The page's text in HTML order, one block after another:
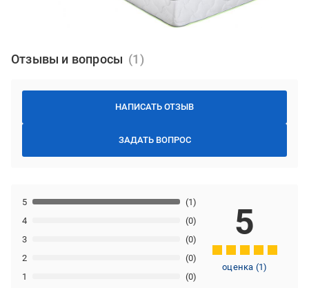
Отзывы и вопросы
НАПИСАТЬ ОТЗЫВ
ЗАДАТЬ ВОПРОС
1 (0)
2 (0)
3 (0)
4 (0)
5 (1)
5
оценка (1)